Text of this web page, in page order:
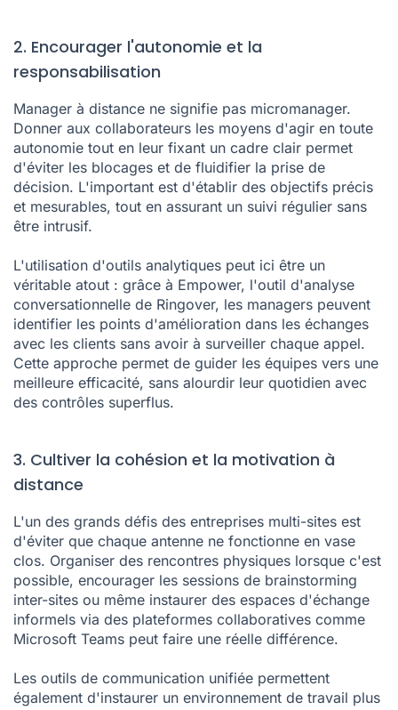
2. Encourager l'autonomie et la
responsabilisation
Manager à distance ne signifie pas micromanager.
Donner aux collaborateurs les moyens d'agir en toute
autonomie tout en leur fixant un cadre clair permet
d'éviter les blocages et de fluidifier la prise de
décision. L'important est d'établir des objectifs précis
et mesurables, tout en assurant un suivi régulier sans
être intrusif.
L'utilisation d'outils analytiques peut ici être un
véritable atout : grâce à Empower, l'outil d'analyse
conversationnelle de Ringover, les managers peuvent
identifier les points d'amélioration dans les échanges
avec les clients sans avoir à surveiller chaque appel.
Cette approche permet de guider les équipes vers une
meilleure efficacité, sans alourdir leur quotidien avec
des contrôles superflus.
3. Cultiver la cohésion et la motivation à
distance
L'un des grands défis des entreprises multi-sites est
d'éviter que chaque antenne ne fonctionne en vase
clos. Organiser des rencontres physiques lorsque c'est
possible, encourager les sessions de brainstorming
inter-sites ou même instaurer des espaces d'échange
informels via des plateformes collaboratives comme
Microsoft Teams peut faire une réelle différence.
Les outils de communication unifiée permettent
également d'instaurer un environnement de travail plus